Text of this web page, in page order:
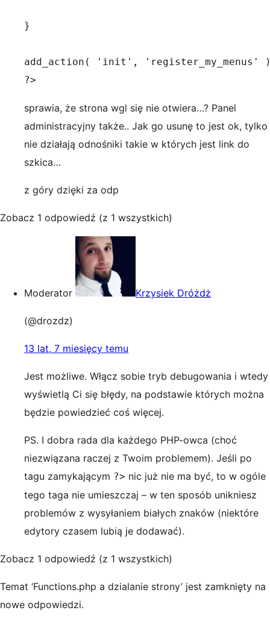
}
add_action( 'init', 'register_my_menus'
?>
sprawia, że strona wgl się nie otwiera…? Panel
administracyjny także.. Jak go usunę to jest ok, tylko
nie działają odnośniki takie w których jest link do
szkica…
z góry dzięki za odp
Zobacz 1 odpowiedź (z 1 wszystkich)
Moderator Krzysiek Dróżdż
(@drozdz)
13 lat, 7 miesięcy temu
Jest możliwe. Włącz sobie tryb debugowania i wtedy
wyświetlą Ci się błędy, na podstawie których można
będzie powiedzieć coś więcej.
PS. I dobra rada dla każdego PHP-owca (choć
niezwiązana raczej z Twoim problemem). Jeśli po
tagu zamykającym ?> nic już nie ma być, to w ogóle
tego taga nie umieszczaj – w ten sposób unikniesz
problemów z wysyłaniem białych znaków (niektóre
edytory czasem lubią je dodawać).
Zobacz 1 odpowiedź (z 1 wszystkich)
Temat ‘Functions.php a dzialanie strony’ jest zamknięty na
nowe odpowiedzi.